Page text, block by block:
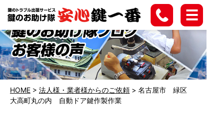
HOME > 法人様・業者様からのご依頼 > 名古屋市 緑区
大高町丸の内 自動ドア鍵作製作業